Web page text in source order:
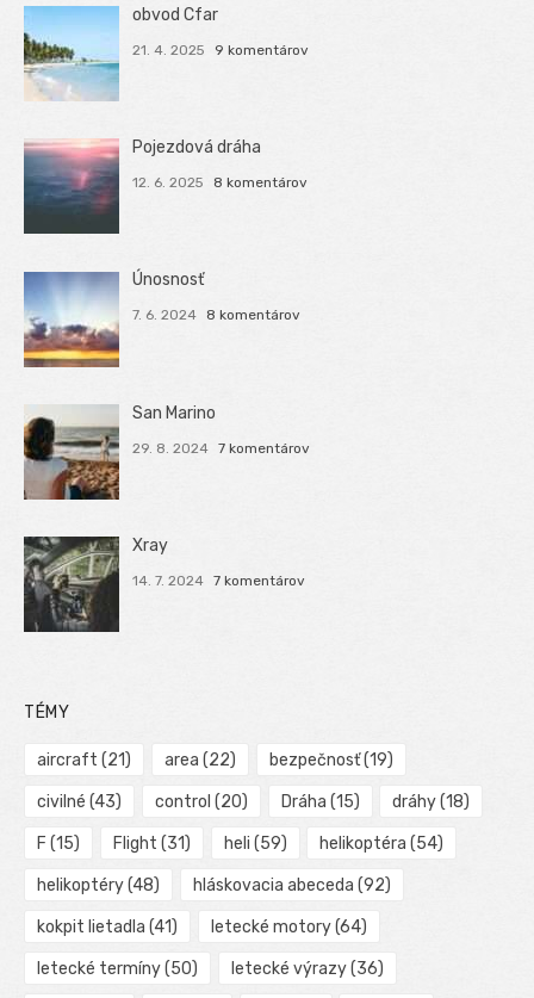
obvod Cfar
21. 4. 2025 9 komentárov
Pojezdová dráha
12. 6. 2025 8 komentárov
Únosnosť
7. 6. 2024 8 komentárov
San Marino
29. 8. 2024 7 komentárov
Xray
14. 7. 2024 7 komentárov
TÉMY
aircraft (21) area (22) bezpečnosť(19)
civilné (43) control (20) Dráha (15) dráhy(18)
F (15) Flight (31) heli (59) helikoptéra (54)
helikoptéry(48) hláskovacia abeceda (92)
kokpit lietadla (41) letecké motory(64)
letecké termíny(50) letecké výrazy(36)